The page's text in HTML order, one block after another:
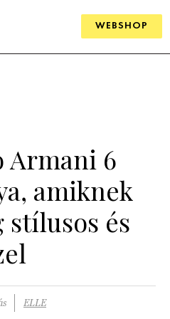
WEBSHOP
Armani 6
amiknek
és
ELLE